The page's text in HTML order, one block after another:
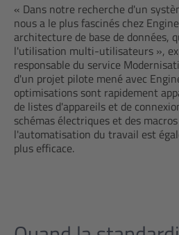
« Dans notre recherche d'un
nous a le plus fascinés chez
architecture de base de données,
l'utilisation multi-utilisateurs »,
responsable du service
d'un projet pilote mené avec
optimisations sont rapidement
de listes d'appareils et de
schémas électriques et des
l'automatisation du travail est
plus efficace.